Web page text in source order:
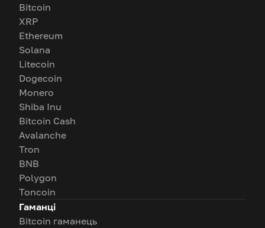
Bitcoin
XRP
Ethereum
Solana
Litecoin
Dogecoin
Monero
Shiba Inu
Bitcoin Cash
Avalanche
Tron
BNB
Polygon
Toncoin
Гаманці
Bitcoin гаманець